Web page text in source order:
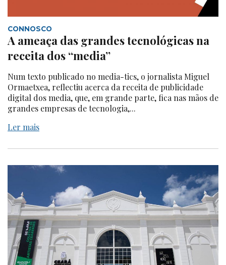
CONNOSCO
A ameaça das grandes tecnológicas na
receita dos “media”
Num texto publicado no media-tics, o jornalista Miguel
Ormaetxea, reflectiu acerca da receita de publicidade
digital dos media, que, em grande parte, fica nas mãos de
grandes empresas de tecnologia,...
Ler mais